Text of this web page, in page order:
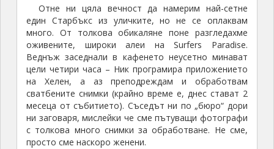
Отне ни цяла вечност да намерим най-сетне
един Старбъкс из уличките, но не се оплаквам
много. От толкова обикаляне поне разгледахме
оживените, широки алеи на Surfers Paradise.
Веднъж заседнали в кафенето неусетно минават
цели четири часа – Ник програмира приложението
на Хелен, а аз преподреждам и обработвам
сватбените снимки (крайно време е, днес стават 2
месеца от събитието). Съседът ни по „бюро“ дори
ни заговаря, мислейки че сме пътуващи фотографи
с толкова много снимки за обработване. Не сме,
просто сме наскоро женени.